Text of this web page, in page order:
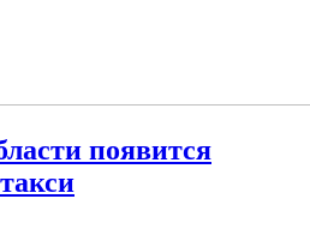
появится